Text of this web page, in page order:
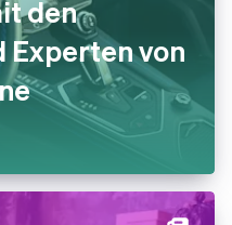
den
Experten von